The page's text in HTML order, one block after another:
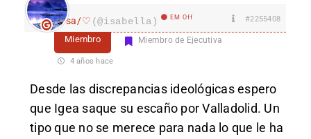
Isa/♡ (@isabella) EM Off #2255408
Miembro Miembro de Ejecutiva
4 años hace
Desde las discrepancias ideológicas espero
que Igea saque su escaño por Valladolid. Un
tipo que no se merece para nada lo que le ha